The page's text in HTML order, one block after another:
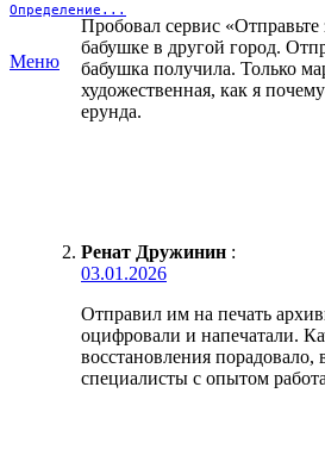
Определение...
Меню
Пробовал сервис
бабушке в другой город.
бабушка получила. Только
художественная, как я
ерунда.
Ренат Дружинин :
03.01.2026
Отправил им на печать
оцифровали и напечатали.
восстановления порадовало,
специалисты с опытом